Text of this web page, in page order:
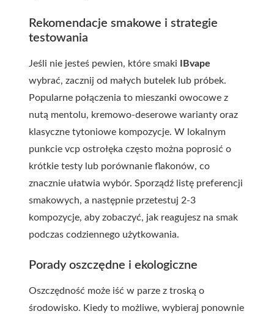
Rekomendacje smakowe i strategie
testowania
Jeśli nie jesteś pewien, które smaki
IBvape
wybrać, zacznij od małych butelek lub próbek.
Popularne połączenia to mieszanki owocowe z
nutą mentolu, kremowo-deserowe warianty oraz
klasyczne tytoniowe kompozycje. W lokalnym
punkcie vcp ostrołęka często można poprosić o
krótkie testy lub porównanie flakonów, co
znacznie ułatwia wybór. Sporządź listę preferencji
smakowych, a następnie przetestuj 2-3
kompozycje, aby zobaczyć, jak reagujesz na smak
podczas codziennego użytkowania.
Porady oszczędne i ekologiczne
Oszczędność może iść w parze z troską o
środowisko. Kiedy to możliwe, wybieraj ponownie